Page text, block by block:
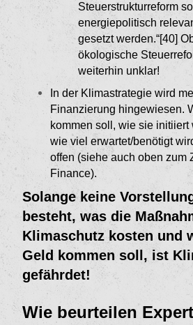
Steuerstrukturreform
energie­politisch
gesetzt wer­den.“[40]
ökologische
weiterhin unklar!
In der Klimastrategie wird
Finanzierung hingewiesen.
kommen soll, wie sie initiiert
wie viel erwar­tet/benötigt
offen (siehe auch oben zum
Finance).
Solange keine
besteht, was die
Klimaschutz kosten und
Geld kommen soll, ist
gefährdet!
Wie beurteilen